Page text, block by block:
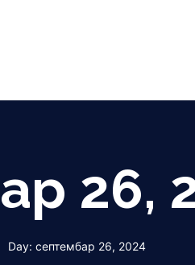
26,
Day: септембар 26, 2024